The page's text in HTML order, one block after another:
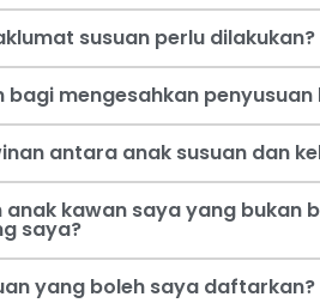
susuan perlu dilakukan?
bagi mengesahkan penyusuan
antara anak susuan dan
anak kawan saya yang
saya?
yang boleh saya daftarkan?